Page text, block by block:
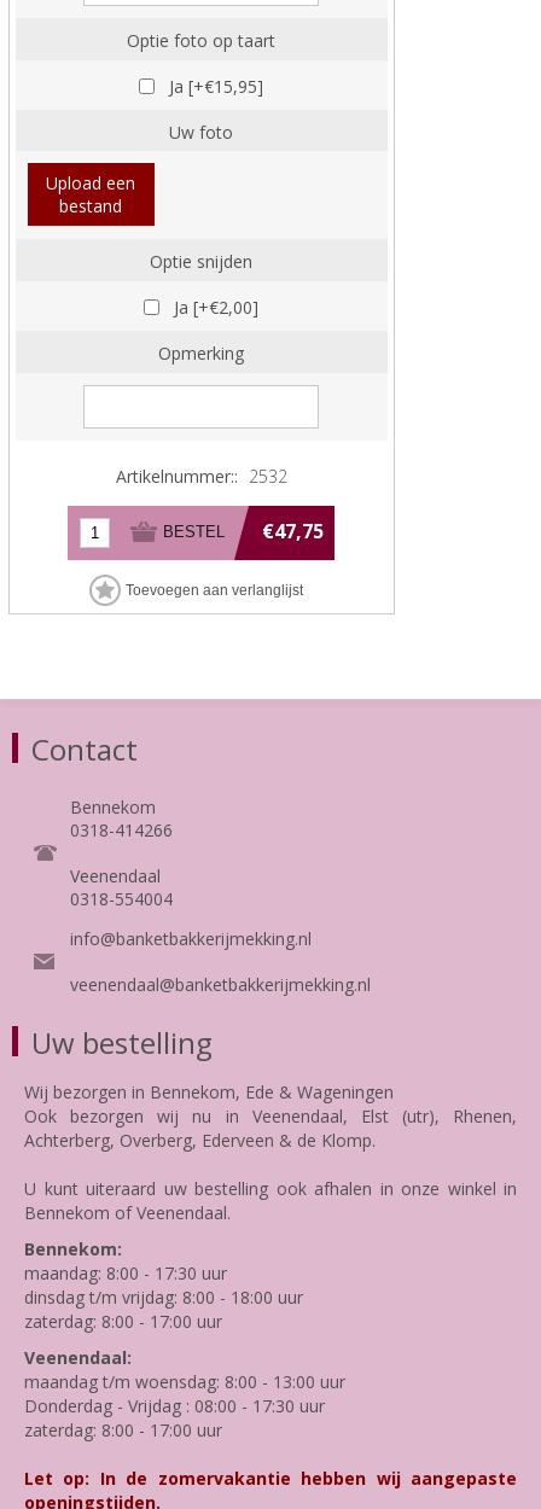
Optie foto op taart
Ja [+€15,95]
Uw foto
Upload een
bestand
Optie snijden
Ja [+€2,00]
Opmerking
Artikelnummer:: 2532
€47,75
Contact
Bennekom
0318-414266
Veenendaal
0318-554004
info@banketbakkerijmekking.nl
veenendaal@banketbakkerijmekking.nl
Uw bestelling
Wij bezorgen in Bennekom, Ede & Wageningen
Ook bezorgen wij nu in Veenendaal, Elst (utr), Rhenen,
Achterberg, Overberg, Ederveen & de Klomp.
U kunt uiteraard uw bestelling ook afhalen in onze winkel in
Bennekom of Veenendaal.
Bennekom:
maandag: 8:00 - 17:30 uur
dinsdag t/m vrijdag: 8:00 - 18:00 uur
zaterdag: 8:00 - 17:00 uur
Veenendaal:
maandag t/m woensdag: 8:00 - 13:00 uur
Donderdag - Vrijdag : 08:00 - 17:30 uur
zaterdag: 8:00 - 17:00 uur
Let op: In de zomervakantie hebben wij aangepaste
openingstijden.